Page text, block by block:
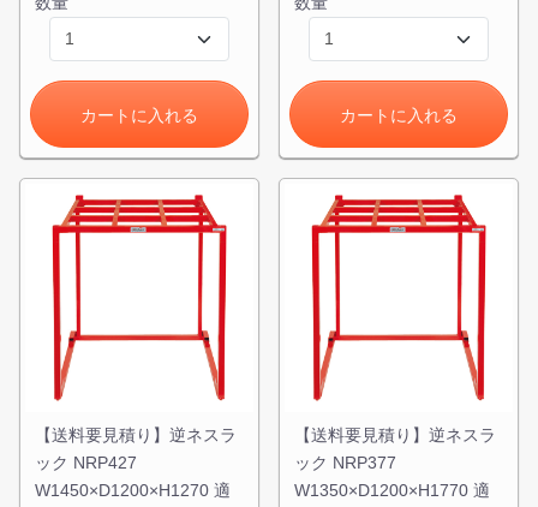
カートに入れる カートに入れる
【送料要見積り】逆ネスラ
ック NRP427
W1450×D1200×H1270 適
【送料要見積り】逆ネスラ
ック NRP377
W1350×D1200×H1770 適
カートに追加しました。
スチールラック3台以上の場合、見積書にてお値引き保証い
たします！
1台でも大量導入でも無料お見積・ご注文を受け付けており
ます(安心保証付き)
カートへ進む
無料お見積する